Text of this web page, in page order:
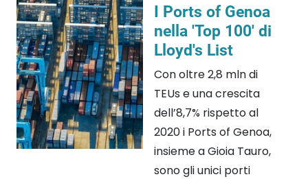
I Ports of Genoa
nella 'Top 100' di
Lloyd's List
Con oltre 2,8 mln di
TEUs e una crescita
dell’8,7% rispetto al
2020 i Ports of Genoa,
insieme a Gioia Tauro,
sono gli unici porti